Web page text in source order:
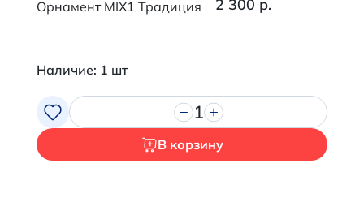
Орнамент MIX1 Традиция 2 300 р.
Наличие: 1 шт
1
В корзину